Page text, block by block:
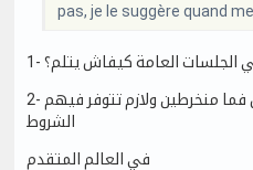
pas, je le suggère quand
في الجلسات العامة كيفاش يتلم؟
2- قانون الجمعيات يفرض انو يكون فما منخرطين ولازم تتوفر فيهم
الشروط
في العالم المتقدم